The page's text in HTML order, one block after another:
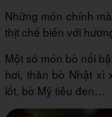
Những món chính
thịt chế biến với
Một số món bò nổi
hơi, thăn bò Nhật xì
lốt, bò Mỹ tiêu đen…